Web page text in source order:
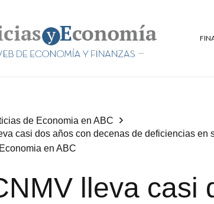
de Economia en ABC
casi dos años con decenas de deficiencias en
en ABC
lleva casi